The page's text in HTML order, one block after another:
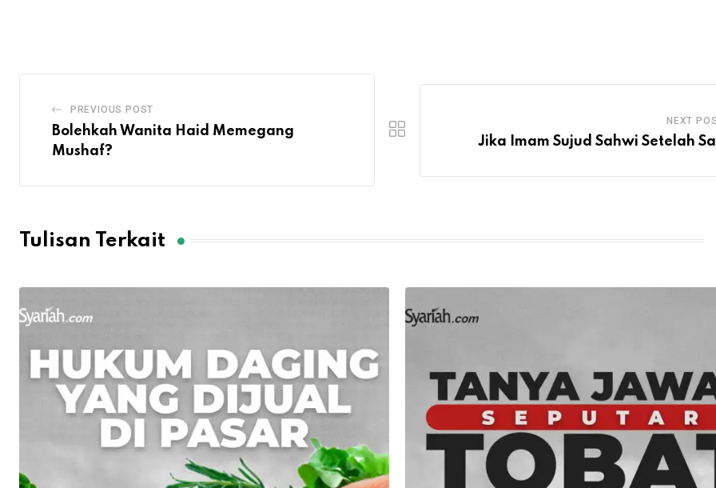
PREVIOUS POST
Bolehkah Wanita Haid Memegang
Mushaf?
NEXT
Jika Imam Sujud Sahwi Setelah
Tulisan Terkait